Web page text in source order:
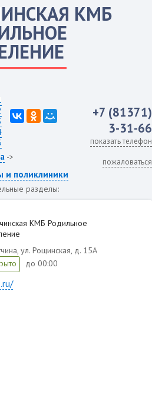
КМБ
->
и поликлиники
разделы:
+7 (81371)
3-31-66
показать телефон
пожаловаться
ул. Рощинская, д. 15А
до 00:00